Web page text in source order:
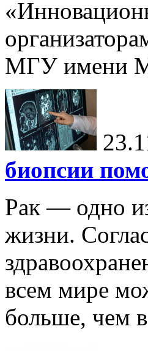
МГУ имени
биопсии
Рак — одно
жизни.
всем мире
больше, чем в